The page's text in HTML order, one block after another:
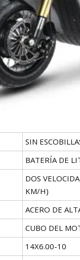
SIN
BATERÍA DE
DOS
KM/H)
ACERO DE
CUBO DEL
14X6.00-10